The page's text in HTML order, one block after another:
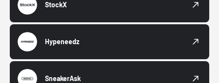
StockX
Hypeneedz
SneakerAsk